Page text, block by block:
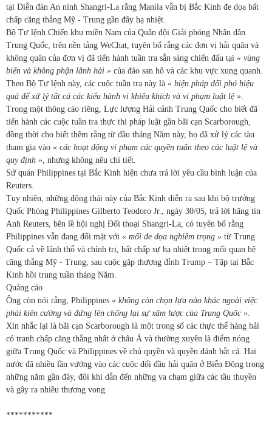
tại Diễn đàn An ninh Shangri-La rằng Manila vẫn bị Bắc Kinh đe dọa bất
chấp căng thẳng Mỹ - Trung gần đây hạ nhiệt.
Bộ Tư lệnh Chiến khu miền Nam của Quân đội Giải phóng Nhân dân
Trung Quốc, trên nền tảng WeChat, tuyên bố rằng các đơn vị hải quân và
không quân của đơn vị đã tiến hành tuần tra sẵn sàng chiến đấu tại « vùng
biển và không phận lãnh hải » của đảo san hô và các khu vực xung quanh.
Theo Bộ Tư lệnh này, các cuộc tuần tra này là « biện pháp đối phó hiệu
quả để xử lý tất cả các kiểu hành vi khiêu khích và vi phạm luật lệ ».
Trong một thông cáo riêng, Lực lượng Hải cảnh Trung Quốc cho biết đã
tiến hành các cuộc tuần tra thực thi pháp luật gần bãi cạn Scarborough,
đồng thời cho biết thêm rằng từ đầu tháng Năm này, họ đã xử lý các tàu
tham gia vào « các hoạt động vi phạm các quyền tuân theo các luật lệ và
quy định », nhưng không nêu chi tiết.
Sứ quán Philippines tại Bắc Kinh hiện chưa trả lời yêu cầu bình luận của
Reuters.
Tuy nhiên, những động thái này của Bắc Kinh diễn ra sau khi bộ trưởng
Quốc Phòng Philippines Gilberto Teodoro Jr., ngày 30/05, trả lời hãng tin
Anh Reuters, bên lề hội nghị Đối thoại Shangri-La, có tuyên bố rằng
Philippines vẫn đang đối mặt với « mối đe dọa nghiêm trọng » từ Trung
Quốc cả về lãnh thổ và chính trị, bất chấp sự hạ nhiệt trong mối quan hệ
căng thẳng Mỹ - Trung, sau cuộc gặp thượng đỉnh Trump – Tập tại Bắc
Kinh hồi trung tuần tháng Năm.
Quảng cáo
Ông còn nói rằng, Philippines « không còn chọn lựa nào khác ngoài việc
phải kiên cường và đứng lên chống lại sự xâm lược của Trung Quốc ».
Xin nhắc lại là bãi cạn Scarborough là một trong số các thực thể hàng hải
có tranh chấp căng thẳng nhất ở châu Á và thường xuyên là điểm nóng
giữa Trung Quốc và Philippines về chủ quyền và quyền đánh bắt cá. Hai
nước đã nhiều lần vướng vào các cuộc đối đầu hải quân ở Biển Đông trong
những năm gần đây, đôi khi dẫn đến những va chạm giữa các tầu thuyền
và gây ra nhiều thương vong.
***********